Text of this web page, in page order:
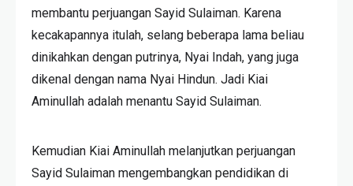
membantu perjuangan Sayid Sulaiman. Karena
kecakapannya itulah, selang beberapa lama beliau
dinikahkan dengan putrinya, Nyai Indah, yang juga
dikenal dengan nama Nyai Hindun. Jadi Kiai
Aminullah adalah menantu Sayid Sulaiman.
Kemudian Kiai Aminullah melanjutkan perjuangan
Sayid Sulaiman mengembangkan pendidikan di